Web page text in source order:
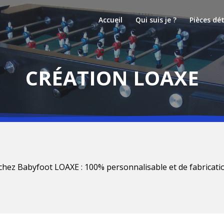
Accueil Qui suis je ? Pièces
CRÉATION LOAXE
Babyfoot LOAXE : 100% personnalisable et de